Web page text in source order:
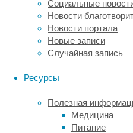
Социальные
Новости
Новости портала
Новые записи
Случайная запись
Ресурсы
Полезная
Медицина
Питание
найти
подходы
к
лечению
или
бы
профилактике.
Однако